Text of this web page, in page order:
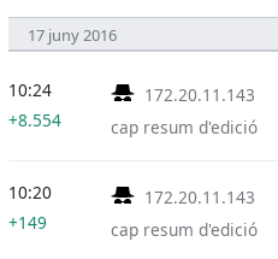
17 juny 2016
172.20.11.143
cap resum d'edició
10:24
+8.554
172.20.11.143
cap resum d'edició
10:20
+149